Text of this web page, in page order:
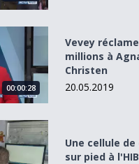
millions à Agnant et
00:00:28
Vevey
millions à
Christen
20.05.2019
mise sur pied à
Une cellule
sur pied à l'HIB